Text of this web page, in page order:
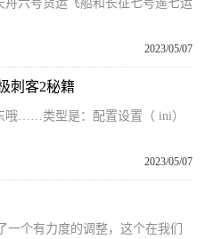
六号货运飞船和长征七号遥七运
2023/05/07
刺客2秘籍
哦……类型是：配置设置（ ini）
2023/05/07
个有力度的调整，这个在我们